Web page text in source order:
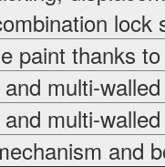
paint thanks
multi-
multi-
and